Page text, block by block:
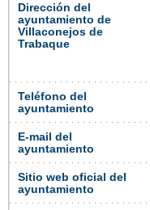
Dirección del
ayuntamiento de
Villaconejos de
Trabaque
Teléfono del
ayuntamiento
E-mail del
ayuntamiento
Sitio web oficial del
ayuntamiento